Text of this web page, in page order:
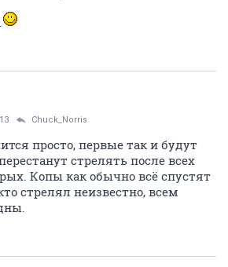
Chuck_Norris
просто, первые так и будут
стрелять после всех
Копы как обычно всё спустят
стрелял неизвестно, всем